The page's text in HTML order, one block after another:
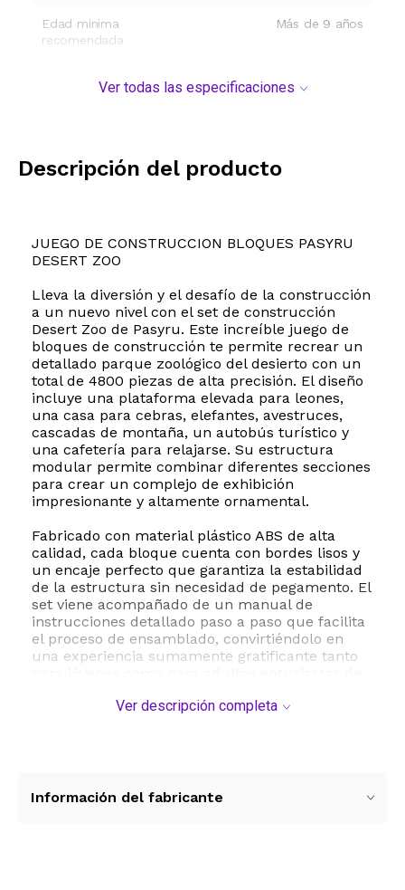
Edad minima
recomendada
Más de 9 años
Ver todas las especificaciones
Descripción del producto
JUEGO DE CONSTRUCCION BLOQUES PASYRU
DESERT ZOO
Lleva la diversión y el desafío de la construcción
a un nuevo nivel con el set de construcción
Desert Zoo de Pasyru. Este increíble juego de
bloques de construcción te permite recrear un
detallado parque zoológico del desierto con un
total de 4800 piezas de alta precisión. El diseño
incluye una plataforma elevada para leones,
una casa para cebras, elefantes, avestruces,
cascadas de montaña, un autobús turístico y
una cafetería para relajarse. Su estructura
modular permite combinar diferentes secciones
para crear un complejo de exhibición
impresionante y altamente ornamental.
Fabricado con material plástico ABS de alta
calidad, cada bloque cuenta con bordes lisos y
un encaje perfecto que garantiza la estabilidad
de la estructura sin necesidad de pegamento. El
set viene acompañado de un manual de
instrucciones detallado paso a paso que facilita
el proceso de ensamblado, convirtiéndolo en
una experiencia sumamente gratificante tanto
estar o habitaciones de juego. Con unas
Ver descripción completa
Información del fabricante